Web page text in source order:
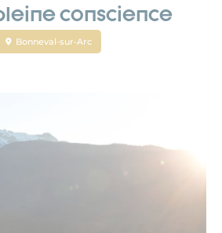
conscience
Bonneval-sur-Arc